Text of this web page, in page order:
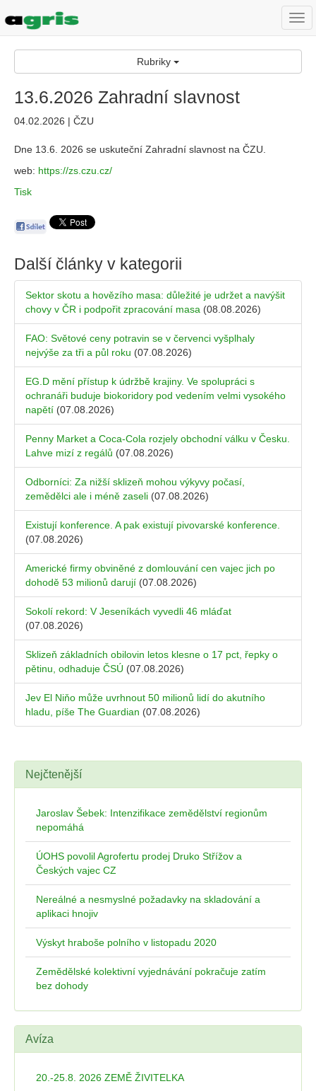
Rubriky
13.6.2026 Zahradní slavnost
04.02.2026 | ČZU
Dne 13.6. 2026 se uskuteční Zahradní slavnost na ČZU.
web: https://zs.czu.cz/
Tisk
Další články v kategorii
Sektor skotu a hovězího masa: důležité je udržet a navýšit
chovy v ČR i podpořit zpracování masa (08.08.2026)
FAO: Světové ceny potravin se v červenci vyšplhaly
nejvýše za tři a půl roku (07.08.2026)
EG.D mění přístup k údržbě krajiny. Ve spolupráci s
ochranáři buduje biokoridory pod vedením velmi vysokého
napětí (07.08.2026)
Penny Market a Coca-Cola rozjely obchodní válku v Česku.
Lahve mizí z regálů (07.08.2026)
Odborníci: Za nižší sklizeň mohou výkyvy počasí,
zemědělci ale i méně zaseli (07.08.2026)
Existují konference. A pak existují pivovarské konference.
(07.08.2026)
Americké firmy obviněné z domlouvání cen vajec jich po
dohodě 53 milionů darují (07.08.2026)
Sokolí rekord: V Jeseníkách vyvedli 46 mláďat
(07.08.2026)
Sklizeň základních obilovin letos klesne o 17 pct, řepky o
pětinu, odhaduje ČSÚ (07.08.2026)
Jev El Niňo může uvrhnout 50 milionů lidí do akutního
hladu, píše The Guardian (07.08.2026)
Nejčtenější
Jaroslav Šebek: Intenzifikace zemědělství regionům
nepomáhá
ÚOHS povolil Agrofertu prodej Druko Střížov a
Českých vajec CZ
Nereálné a nesmyslné požadavky na skladování a
aplikaci hnojiv
Výskyt hraboše polního v listopadu 2020
Zemědělské kolektivní vyjednávání pokračuje zatím
bez dohody
Avíza
20.-25.8. 2026 ZEMĚ ŽIVITELKA